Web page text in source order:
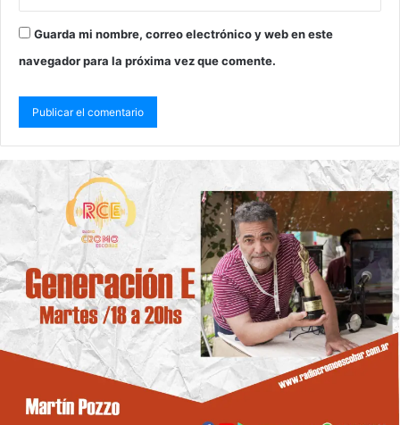
Guarda mi nombre, correo electrónico y web en este
navegador para la próxima vez que comente.